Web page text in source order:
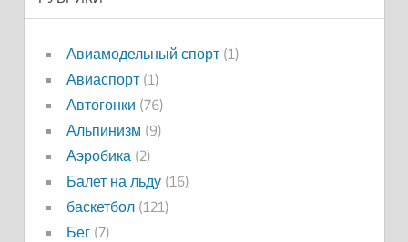
Авиамодельный спорт(1)
Авиаспорт(1)
Автогонки (76)
Альпинизм (9)
Аэробика (2)
Балет на льду(16)
баскетбол(121)
Бег(7)